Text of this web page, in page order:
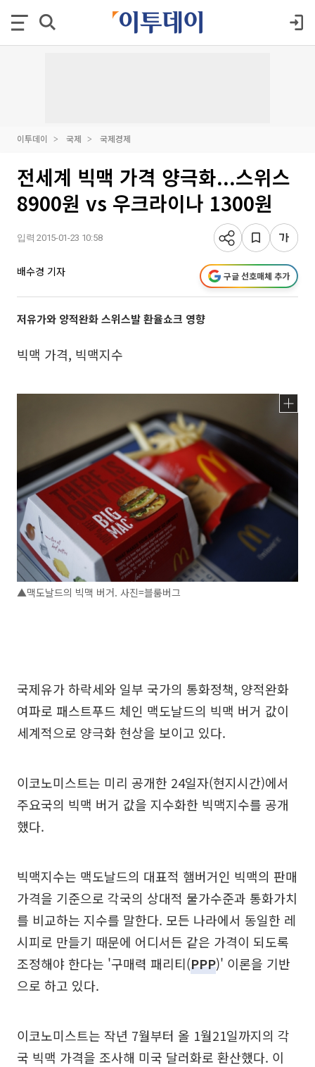
이투데이 국제 국제경제
전세계 빅맥 가격 양극화...스위스
8900원 vs 우크라이나 1300원
입력 2015-01-23 10:58
배수경 기자 구글 선호매체 추가
저유가와 양적완화 스위스발 환율쇼크 영향
빅맥 가격, 빅맥지수
▲맥도날드의 빅맥 버거. 사진=블룸버그
국제유가 하락세와 일부 국가의 통화정책, 양적완화
여파로 패스트푸드 체인 맥도날드의 빅맥 버거 값이
세계적으로 양극화 현상을 보이고 있다.
이코노미스트는 미리 공개한 24일자(현지시간)에서
주요국의 빅맥 버거 값을 지수화한 빅맥지수를 공개
했다.
빅맥지수는 맥도날드의 대표적 햄버거인 빅맥의 판매
가격을 기준으로 각국의 상대적 물가수준과 통화가치
를 비교하는 지수를 말한다. 모든 나라에서 동일한 레
시피로 만들기 때문에 어디서든 같은 가격이 되도록
조정해야 한다는 '구매력 패리티(PPP)' 이론을 기반
으로 하고 있다.
이코노미스트는 작년 7월부터 올 1월21일까지의 각
국 빅맥 가격을 조사해 미국 달러화로 환산했다. 이